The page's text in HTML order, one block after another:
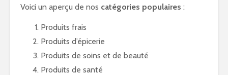
Voici un aperçu de nos catégories populaires :
Produits frais
Produits d’épicerie
Produits de soins et de beauté
Produits de santé